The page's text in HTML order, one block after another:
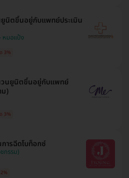
นิตขึ้นอยู่กับแพทย์ประเมิน
หมอแป้ง
3%
วนยูนิตขึ้นอยู่กับแพทย์
ม)
3%
ารฉีดโบท็อกซ์
กรรม)